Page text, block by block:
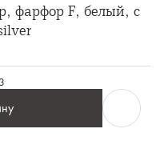
фарфор F, белый, с